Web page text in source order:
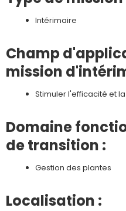
Intérimaire
Champ
mission
Stimuler l'efficacité et
Domaine
de transition :
Gestion des plantes
Localisation :